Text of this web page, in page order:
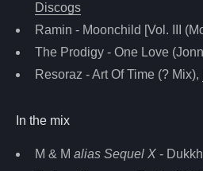
Discogs
Ramin - Moonchild [Vol. III
The Prodigy - One Love
Resoraz - Art Of Time (? Mix),
In the mix
M & M alias Sequel X -